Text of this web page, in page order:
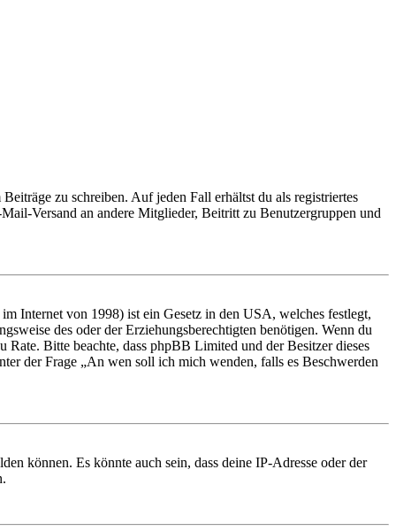
zu schreiben. Auf jeden Fall erhältst du als registriertes
Versand an andere Mitglieder, Beitritt zu Benutzergruppen und
Internet von 1998) ist ein Gesetz in den USA, welches festlegt,
des oder der Erziehungsberechtigten benötigen. Wenn du
Bitte beachte, dass phpBB Limited und der Besitzer dieses
der Frage „An wen soll ich mich wenden, falls es Beschwerden
können. Es könnte auch sein, dass deine IP-Adresse oder der